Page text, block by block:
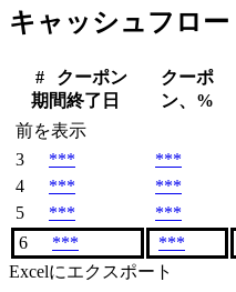
キャッシュフロー
#
クーポン
期間終了日
クーポ
ン、%
前を表示
3
*** ***
4
*** ***
5
*** ***
6
*** ***
Excelにエクスポート